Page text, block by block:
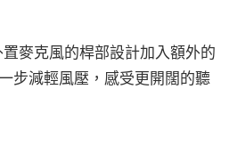
麥克風的桿部設計加入額外的
步減輕風壓，感受更開闊的聽